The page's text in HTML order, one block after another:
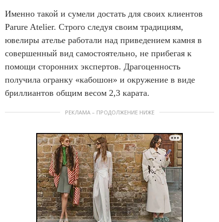
Именно такой и сумели достать для своих клиентов
Parure Atelier. Строго следуя своим традициям,
ювелиры ателье работали над приведением камня в
совершенный вид самостоятельно, не прибегая к
помощи сторонних экспертов. Драгоценность
получила огранку «кабошон» и окружение в виде
бриллиантов общим весом 2,3 карата.
РЕКЛАМА – ПРОДОЛЖЕНИЕ НИЖЕ